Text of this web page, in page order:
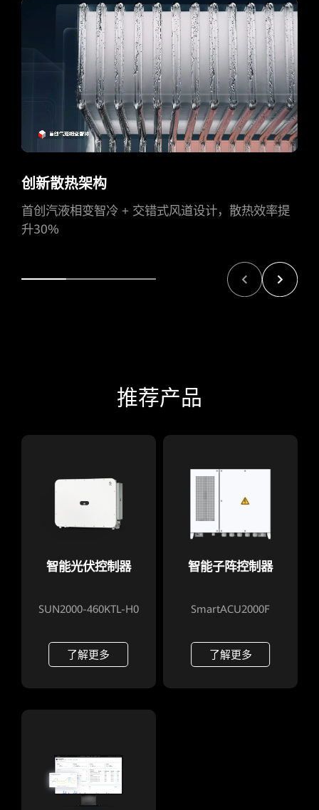
创新散热架构
首创汽液相变智冷 + 交错式风道设计，散热效率提
升30%
推荐产品
智能光伏控制器
SUN2000-460KTL-H0
了解更多
智能子阵控制器
SmartACU2000F
了解更多